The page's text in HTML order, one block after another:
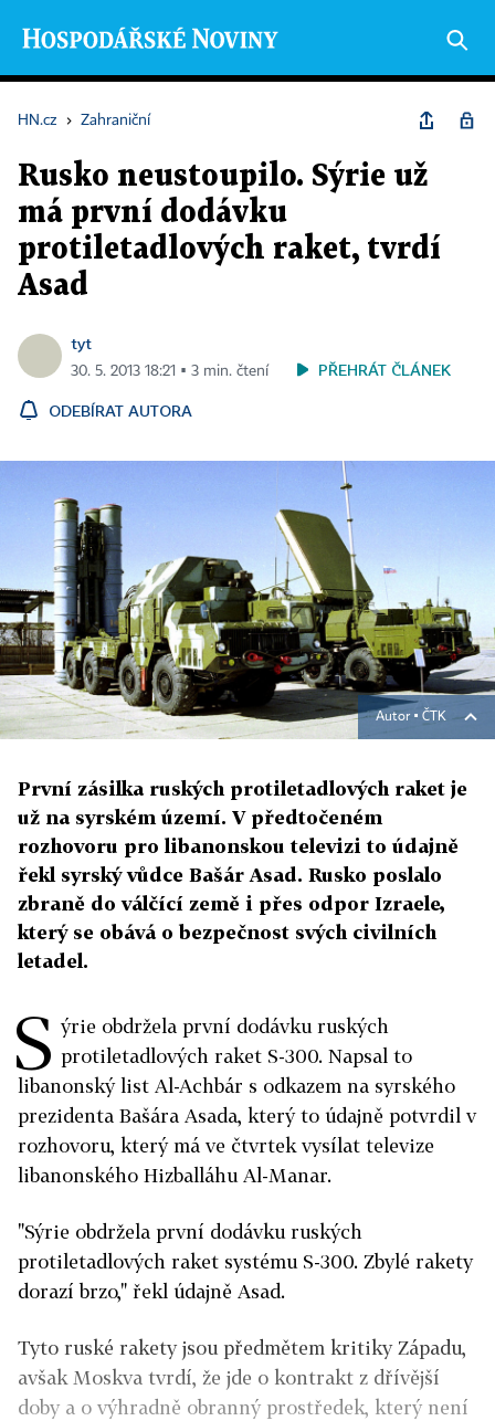
HN.cz › Zahraniční
Rusko neustoupilo. Sýrie už
má první dodávku
protiletadlových raket, tvrdí
Asad
tyt
30. 5. 2013 18:21 ▪ 3 min. čtení PŘEHRÁT ČLÁNEK
ODEBÍRAT AUTORA
Autor ▪ ČTK
První zásilka ruských protiletadlových raket je
už na syrském území. V předtočeném
rozhovoru pro libanonskou televizi to údajně
řekl syrský vůdce Bašár Asad. Rusko poslalo
zbraně do válčící země i přes odpor Izraele,
který se obává o bezpečnost svých civilních
letadel.
S ýrie obdržela první dodávku ruských
protiletadlových raket S-300. Napsal to
libanonský list Al-Achbár s odkazem na syrského
prezidenta Bašára Asada, který to údajně potvrdil v
rozhovoru, který má ve čtvrtek vysílat televize
libanonského Hizballáhu Al-Manar.
"Sýrie obdržela první dodávku ruských
protiletadlových raket systému S-300. Zbylé rakety
dorazí brzo," řekl údajně Asad.
Tyto ruské rakety jsou předmětem kritiky Západu,
avšak Moskva tvrdí, že jde o kontrakt z dřívější
doby a o výhradně obranný prostředek, který není